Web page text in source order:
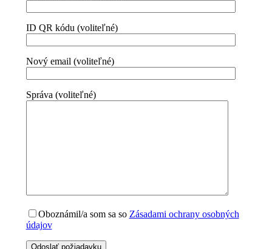
ID QR kódu (voliteľné)
Nový email (voliteľné)
Správa (voliteľné)
Oboznámil/a som sa so Zásadami ochrany osobných
údajov